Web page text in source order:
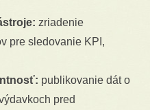
zriadenie
pre sledovanie KPI,
publikovanie dát o
pred